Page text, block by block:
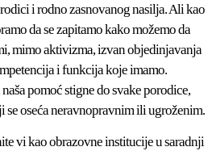
i rodno zasnovanog nasilja. Ali kao
da se zapitamo kako možemo da
mimo aktivizma, izvan objedinjavanja
i funkcija koje imamo.
pomoć stigne do svake porodice,
se oseća neravnopravnim ili ugroženim.
vi kao obrazovne institucije u saradnji